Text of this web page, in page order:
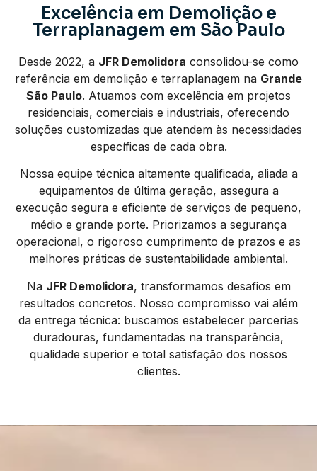
Excelência em Demolição e
Terraplanagem em São Paulo
Desde 2022, a JFR Demolidora consolidou-se como
referência em demolição e terraplanagem na Grande
São Paulo. Atuamos com excelência em projetos
residenciais, comerciais e industriais, oferecendo
soluções customizadas que atendem às necessidades
específicas de cada obra.
Nossa equipe técnica altamente qualificada, aliada a
equipamentos de última geração, assegura a
execução segura e eficiente de serviços de pequeno,
médio e grande porte. Priorizamos a segurança
operacional, o rigoroso cumprimento de prazos e as
melhores práticas de sustentabilidade ambiental.
Na JFR Demolidora, transformamos desafios em
resultados concretos. Nosso compromisso vai além
da entrega técnica: buscamos estabelecer parcerias
duradouras, fundamentadas na transparência,
qualidade superior e total satisfação dos nossos
clientes.